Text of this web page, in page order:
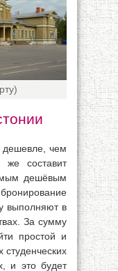
дешевле, чем
составит
дешёвым
выполняют в
За сумму
простой и
и это будет